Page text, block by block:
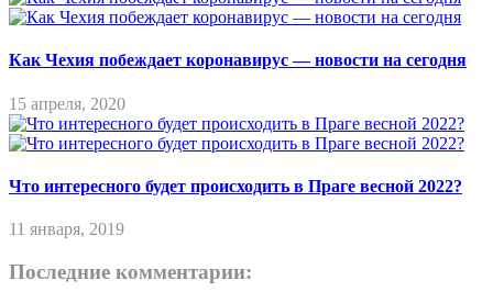
Как Чехия побеждает коронавирус — новости на сегодня
15 апреля, 2020
Что интересного будет происходить в Праге весной 2022?
11 января, 2019
Последние комментарии: